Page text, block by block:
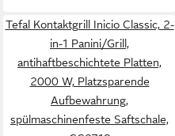
Tefal Kontaktgrill Inicio Classic, 2-
in-1 Panini/Grill,
antihaftbeschichtete Platten,
2000 W, Platzsparende
Aufbewahrung,
spülmaschinenfeste Saftschale,